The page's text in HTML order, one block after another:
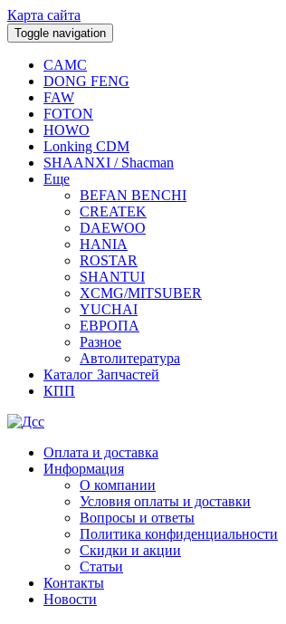
Карта сайта
Toggle navigation
CAMC
DONG FENG
FAW
FOTON
HOWO
Lonking CDM
SHAANXI / Shacman
Еще
BEFAN BENCHI
CREATEK
DAEWOO
HANIA
ROSTAR
SHANTUI
XCMG/MITSUBER
YUCHAI
ЕВРОПА
Разное
Aвтолитература
Каталог Запчастей
КПП
Оплата и доставка
Информация
О компании
Условия оплаты и доставки
Вопросы и ответы
Политика конфиденциальности
Скидки и акции
Статьи
Контакты
Новости